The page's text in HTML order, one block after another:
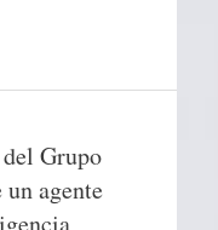
Grupo
agente